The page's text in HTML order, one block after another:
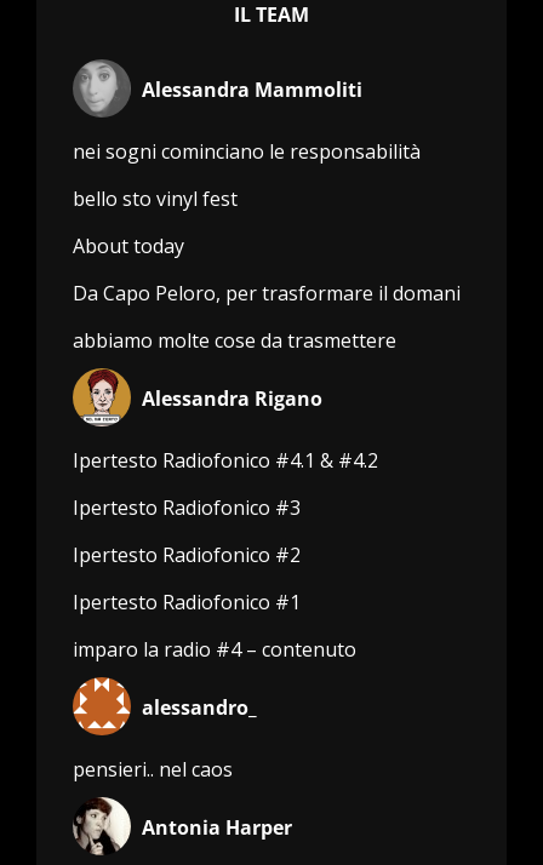
IL TEAM
Alessandra Mammoliti
nei sogni cominciano le responsabilità
bello sto vinyl fest
About today
Da Capo Peloro, per trasformare il domani
abbiamo molte cose da trasmettere
Alessandra Rigano
Ipertesto Radiofonico #4.1 & #4.2
Ipertesto Radiofonico #3
Ipertesto Radiofonico #2
Ipertesto Radiofonico #1
imparo la radio #4 – contenuto
alessandro_
pensieri.. nel caos
Antonia Harper